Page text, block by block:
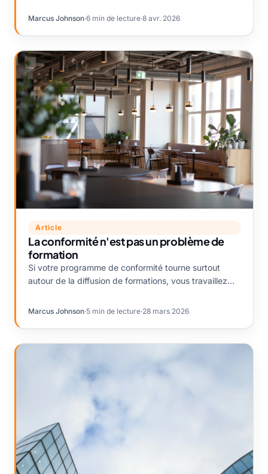
là où la plupart des équipes HSE la mesurent.
Marcus Johnson·6 min de lecture·8 avr. 2026
Article
La conformité n'est pas un problème de
formation
Si votre programme de conformité tourne surtout
autour de la diffusion de formations, vous travaillez
risque se trouve réellement.
Marcus Johnson·5 min de lecture·28 mars 2026